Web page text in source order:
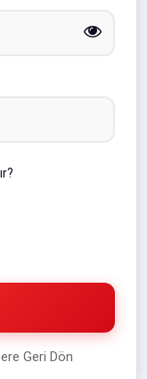
Geri Dön